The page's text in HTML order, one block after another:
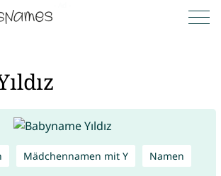
Mädchennamen mit Y Namen